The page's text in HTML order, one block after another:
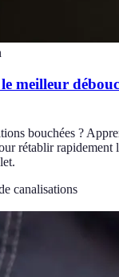
meilleur
bouchées ?
rétablir rapidement
canalisations